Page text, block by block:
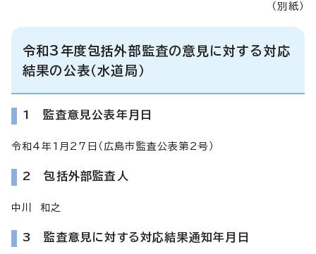
（別紙）
令和3年度包括外部監査の意見に対する対応
結果の公表（水道局）
1 監査意見公表年月日
令和4年1月27日（広島市監査公表第2号）
2 包括外部監査人
中川 和之
3 監査意見に対する対応結果通知年月日